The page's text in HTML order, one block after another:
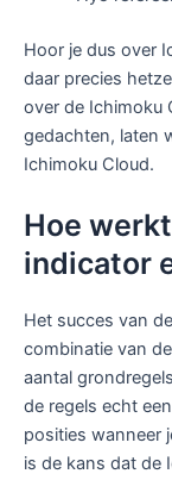
Hoor je dus over
daar precies
over de Ichimoku
gedachten, laten
Ichimoku Cloud.
Hoe
indicator
Het succes van
combinatie van
aantal
de regels echt
posities wanneer
is de kans dat de